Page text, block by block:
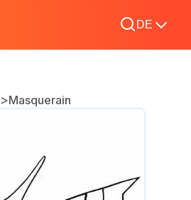
DE
>Masquerain